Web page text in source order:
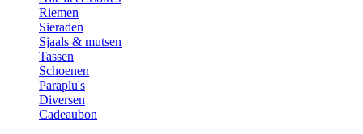
Riemen
Sieraden
Sjaals & mutsen
Tassen
Schoenen
Paraplu's
Diversen
Cadeaubon